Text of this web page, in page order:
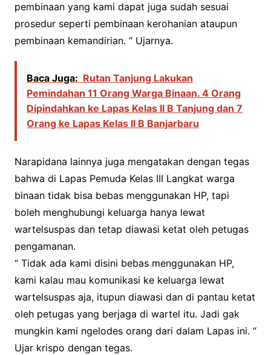
pembinaan yang kami dapat juga sudah sesuai
prosedur seperti pembinaan kerohanian ataupun
pembinaan kemandirian. “ Ujarnya.
Baca Juga: Rutan Tanjung Lakukan
Pemindahan 11 Orang Warga Binaan. 4 Orang
Dipindahkan ke Lapas Kelas II B Tanjung dan 7
Orang ke Lapas Kelas II B Banjarbaru
Narapidana lainnya juga mengatakan dengan tegas
bahwa di Lapas Pemuda Kelas III Langkat warga
binaan tidak bisa bebas menggunakan HP, tapi
boleh menghubungi keluarga hanya lewat
wartelsuspas dan tetap diawasi ketat oleh petugas
pengamanan.
“ Tidak ada kami disini bebas menggunakan HP,
kami kalau mau komunikasi ke keluarga lewat
wartelsuspas aja, itupun diawasi dan di pantau ketat
oleh petugas yang berjaga di wartel itu. Jadi gak
mungkin kami ngelodes orang dari dalam Lapas ini. “
Ujar krispo dengan tegas.